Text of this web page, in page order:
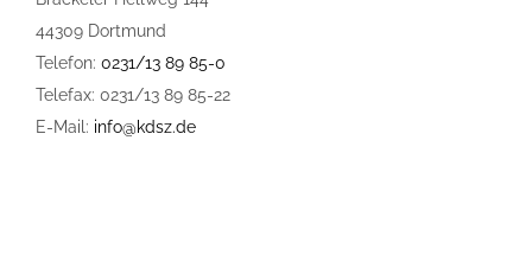
44309 Dortmund
Telefon: 0231/13 89 85-0
Telefax: 0231/13 89 85-22
E-Mail: info@kdsz.de